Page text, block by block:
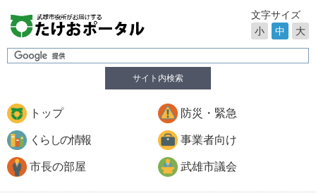
サイト内検索
文字サイズ
小
中 大
トップ 防災・緊急
くらしの情報 事業者向け
市長の部屋 武雄市議会